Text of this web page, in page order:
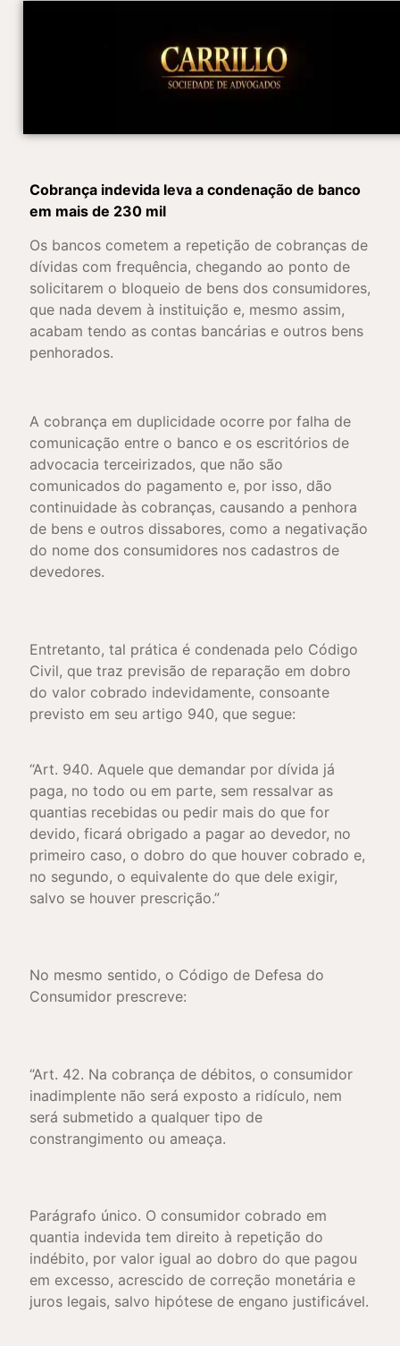
Cobrança indevida leva a condenação de banco
em mais de 230 mil
Os bancos cometem a repetição de cobranças de
dívidas com frequência, chegando ao ponto de
solicitarem o bloqueio de bens dos consumidores,
que nada devem à instituição e, mesmo assim,
acabam tendo as contas bancárias e outros bens
penhorados.
A cobrança em duplicidade ocorre por falha de
comunicação entre o banco e os escritórios de
advocacia terceirizados, que não são
comunicados do pagamento e, por isso, dão
continuidade às cobranças, causando a penhora
de bens e outros dissabores, como a negativação
do nome dos consumidores nos cadastros de
devedores.
Entretanto, tal prática é condenada pelo Código
Civil, que traz previsão de reparação em dobro
do valor cobrado indevidamente, consoante
previsto em seu artigo 940, que segue:
“Art. 940. Aquele que demandar por dívida já
paga, no todo ou em parte, sem ressalvar as
quantias recebidas ou pedir mais do que for
devido, ficará obrigado a pagar ao devedor, no
primeiro caso, o dobro do que houver cobrado e,
no segundo, o equivalente do que dele exigir,
salvo se houver prescrição.”
No mesmo sentido, o Código de Defesa do
Consumidor prescreve:
“Art. 42. Na cobrança de débitos, o consumidor
inadimplente não será exposto a ridículo, nem
será submetido a qualquer tipo de
constrangimento ou ameaça.
Parágrafo único. O consumidor cobrado em
quantia indevida tem direito à repetição do
indébito, por valor igual ao dobro do que pagou
em excesso, acrescido de correção monetária e
juros legais, salvo hipótese de engano justificável.